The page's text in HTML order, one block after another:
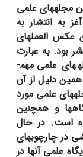
مجله­های علمی
به انتشار به
عکس العمل­های
بود. به عبارت
دیگر، کیفیت مقاله­های منتشر شده در مجله­های علمی مهم­
همین دلیل از آن
علمی مورد
و همچنین
است. در حال
در چارچوب­های
علمی آن­ها در